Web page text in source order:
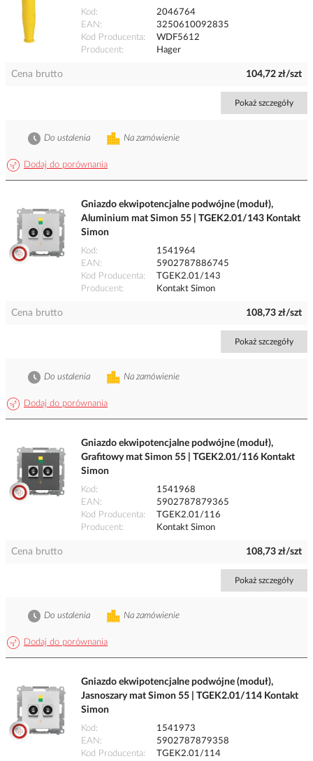
Kod
2046764
EAN
3250610092835
Kod Producenta
WDF5612
Producent
Hager
Cena brutto 104,72 zł/szt
Pokaż szczegóły
Dodaj do porównania
Na zamówienie
Do ustalenia
Gniazdo ekwipotencjalne podwójne (moduł),
Aluminium mat Simon 55 | TGEK2.01/143 Kontakt
Simon
Kod
1541964
EAN
5902787886745
Kod Producenta
TGEK2.01/143
Producent
Kontakt Simon
Cena brutto 108,73 zł/szt
Pokaż szczegóły
Dodaj do porównania
Na zamówienie
Do ustalenia
Gniazdo ekwipotencjalne podwójne (moduł),
Grafitowy mat Simon 55 | TGEK2.01/116 Kontakt
Simon
Kod
1541968
EAN
5902787879365
Kod Producenta
TGEK2.01/116
Producent
Kontakt Simon
Cena brutto 108,73 zł/szt
Pokaż szczegóły
Dodaj do porównania
Na zamówienie
Do ustalenia
Gniazdo ekwipotencjalne podwójne (moduł),
Jasnoszary mat Simon 55 | TGEK2.01/114 Kontakt
Simon
Kod
1541973
EAN
5902787879358
Kod Producenta
TGEK2.01/114